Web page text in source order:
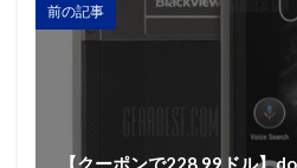
前の記事
【クーポンで228.99ドル】